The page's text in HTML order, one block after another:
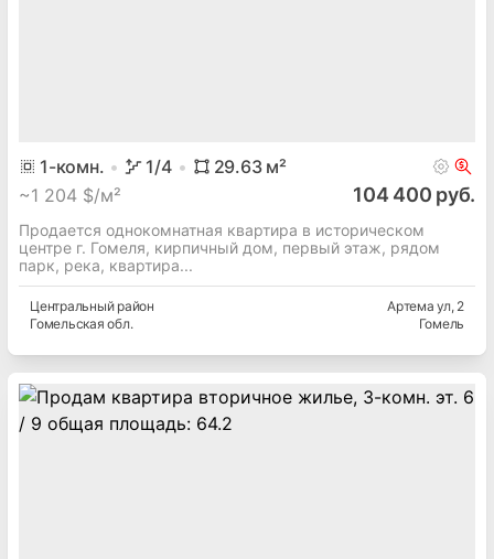
1-комн. 1/4 29.63м²
~1 204 $/м² 104 400 руб.
Продается однокомнатная квартира в историческом
центре г. Гомеля, кирпичный дом, первый этаж, рядом
парк, река, квартира...
Центральныйрайон
Гомельская обл.
Артема ул, 2
Гомель